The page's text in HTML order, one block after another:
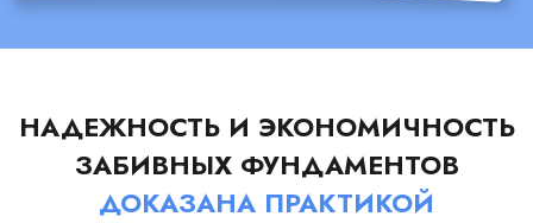
НАДЕЖНОСТЬ И ЭКОНОМИЧНОСТЬ
ЗАБИВНЫХ ФУНДАМЕНТОВ
ДОКАЗАНА ПРАКТИКОЙ